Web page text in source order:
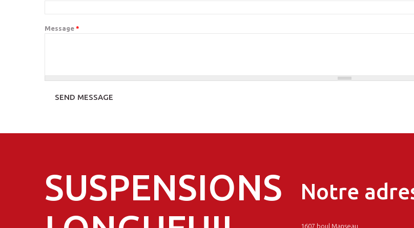
Message *
SUSPENSIONS
Notre
1607 boul Manseau,